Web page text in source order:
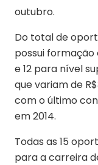
outubro.
Do total de
possui
e 12 para nível
que variam de
com o último
em 2014.
Todas as 15
para a carreira